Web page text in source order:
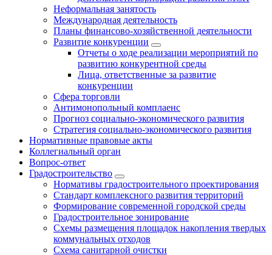
Неформальная занятость
Международная деятельность
Планы финансово-хозяйственной деятельности
Развитие конкуренции
Отчеты о ходе реализации мероприятий по
развитию конкурентной среды
Лица, ответственные за развитие
конкуренции
Сфера торговли
Антимонопольный комплаенс
Прогноз социально-экономического развития
Стратегия социально-экономического развития
Нормативные правовые акты
Коллегиальный орган
Вопрос-ответ
Градостроительство
Нормативы градостроительного проектирования
Стандарт комплексного развития территорий
Формирование современной городской среды
Градостроительное зонирование
Схемы размещения площадок накопления твердых
коммунальных отходов
Схема санитарной очистки